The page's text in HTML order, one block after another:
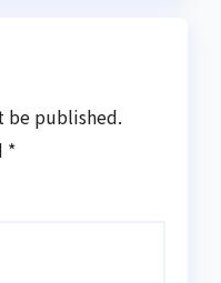
be published.
*